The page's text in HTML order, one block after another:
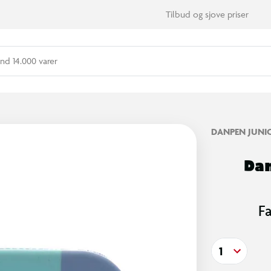
Tilbud og sjove priser
14.000 varer
DANPEN
1